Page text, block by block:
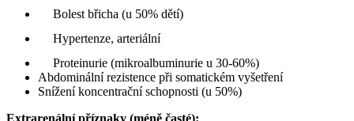
Bolest břicha (u 50% dětí)
Hypertenze, arteriální
Proteinurie (mikroalbuminurie u 30-60%)
Abdominální rezistence při somatickém vyšetření
Snížení koncentrační schopnosti (u 50%)
Extrarenální příznaky (méně časté):